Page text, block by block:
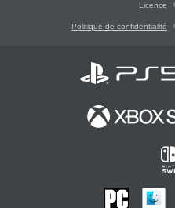
Licence
Politique de confidentialité